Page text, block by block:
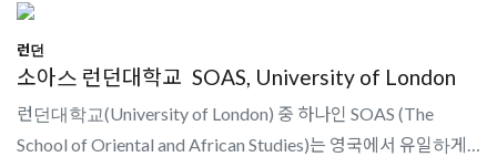
런던
소아스 런던대학교 SOAS, University of London
런던대학교(University of London) 중 하나인 SOAS (The
School of Oriental and African Studies)는 영국에서 유일하게